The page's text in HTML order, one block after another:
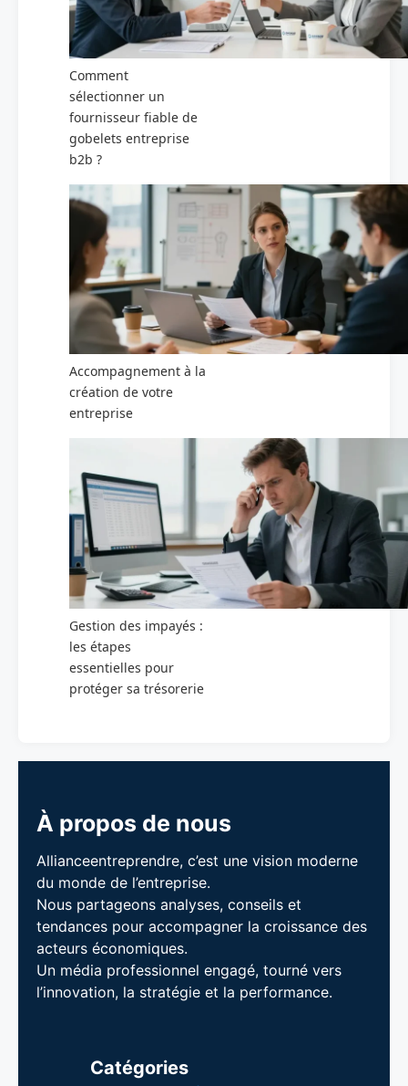
Comment
sélectionner un
fournisseur fiable de
gobelets entreprise
b2b ?
Accompagnement à la
création de votre
entreprise
Gestion des impayés :
les étapes
essentielles pour
protéger sa trésorerie
À propos de nous
Allianceentreprendre, c’est une vision moderne
du monde de l’entreprise.
Nous partageons analyses, conseils et
tendances pour accompagner la croissance des
acteurs économiques.
Un média professionnel engagé, tourné vers
l’innovation, la stratégie et la performance.
Catégories